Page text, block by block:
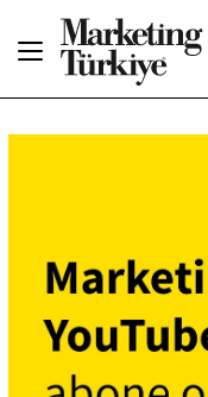
Dergiler
Etkinlikler